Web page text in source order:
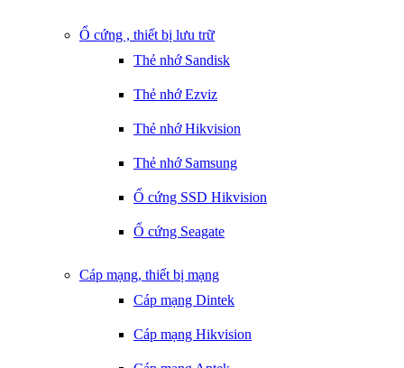
Ổ cứng , thiết bị lưu trữ
Thẻ nhớ Sandisk
Thẻ nhớ Ezviz
Thẻ nhớ Hikvision
Thẻ nhớ Samsung
Ổ cứng SSD Hikvision
Ổ cứng Seagate
Cáp mạng, thiết bị mạng
Cáp mạng Dintek
Cáp mạng Hikvision